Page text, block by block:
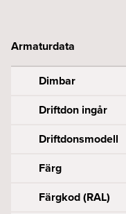
Armaturdata
Dimbar
Driftdon ingår
Driftdonsmodell
Färg
Färgkod (RAL)